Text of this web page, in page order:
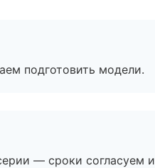
подготовить модели.
— сроки согласуем